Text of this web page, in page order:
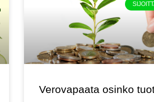
Verovapaata osinko